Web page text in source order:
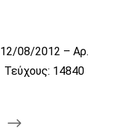
12/08/2012 – Αρ.
Τεύχους: 14840